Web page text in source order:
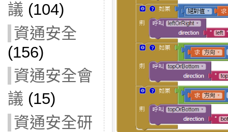
議 (104)
資通安全
(156)
資通安全會
議 (15)
資通安全研